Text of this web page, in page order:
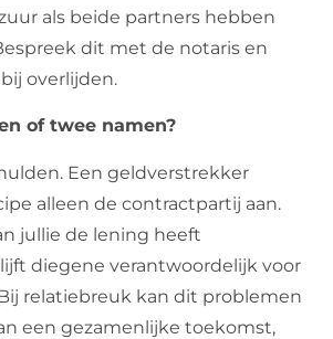
als beide partners hebben
dit met de notaris en
overlijden.
of twee namen?
Een geldverstrekker
alleen de contractpartij aan.
jullie de lening heeft
diegene verantwoordelijk voor
relatiebreuk kan dit problemen
een gezamenlijke toekomst,